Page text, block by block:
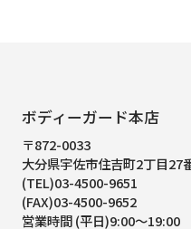
ボディーガード本店
〒872-0033
大分県宇佐市住吉町2丁目27
(TEL)03-4500-9651
(FAX)03-4500-9652
営業時間 (平日)9:00～19:00